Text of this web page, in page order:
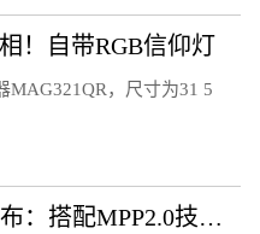
！自带RGB信仰灯
MAG321QR，尺寸为31 5
ROG幻16 360度翻转本发布：搭配MPP2.0技术触控笔